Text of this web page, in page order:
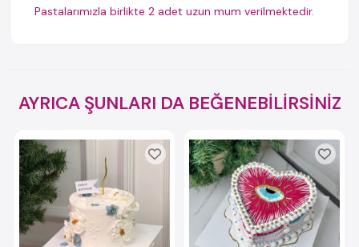
Pastalarımızla birlikte 2 adet uzun mum verilmektedir.
AYRICA ŞUNLARI DA BEĞENEBİLİRSİNİZ